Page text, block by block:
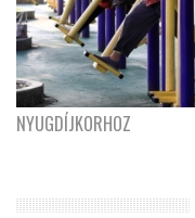
NYUGDÍJKORHOZ